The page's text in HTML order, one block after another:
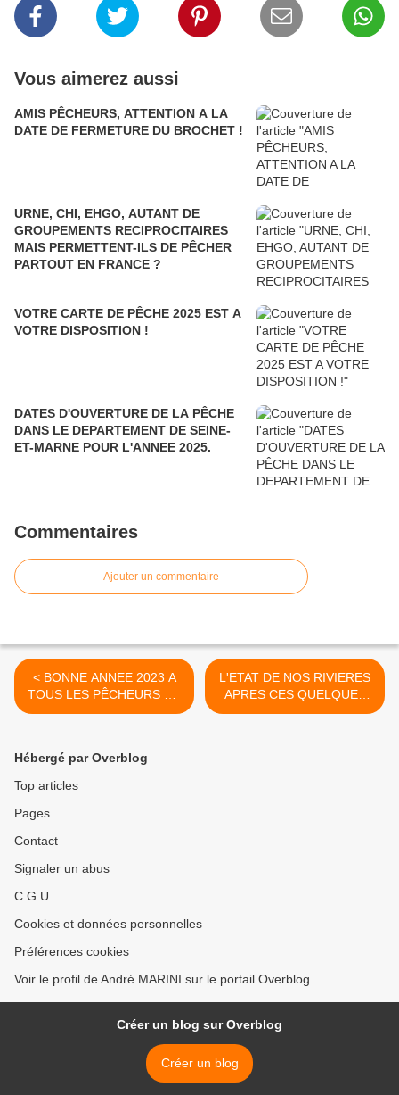
Vous aimerez aussi
AMIS PÊCHEURS, ATTENTION A LA
DATE DE FERMETURE DU BROCHET !
URNE, CHI, EHGO, AUTANT DE
GROUPEMENTS RECIPROCITAIRES
MAIS PERMETTENT-ILS DE PÊCHER
PARTOUT EN FRANCE ?
VOTRE CARTE DE PÊCHE 2025 EST A
VOTRE DISPOSITION !
DATES D'OUVERTURE DE LA PÊCHE
DANS LE DEPARTEMENT DE SEINE-
ET-MARNE POUR L'ANNEE 2025.
Commentaires
Ajouter un commentaire
< BONNE ANNEE 2023 A
TOUS LES PÊCHEURS DU
MONDE
L'ETAT DE NOS RIVIERES
APRES CES QUELQUES
JOURS. >
Hébergé par Overblog
Top articles
Pages
Contact
Signaler un abus
C.G.U.
Cookies et données personnelles
Préférences cookies
Voir le profil de André MARINI sur le portail Overblog
Créer un blog sur Overblog
Créer un blog